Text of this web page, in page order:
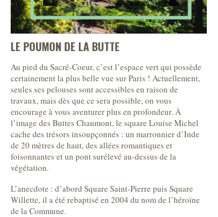
LE POUMON DE LA BUTTE
Au pied du Sacré-Coeur, c’est l’espace vert qui possède
certainement la plus belle vue sur Paris ! Actuellement,
seules ses pelouses sont accessibles en raison de
travaux, mais dès que ce sera possible, on vous
encourage à vous aventurer plus en profondeur. À
l’image des Buttes Chaumont, le square Louise Michel
cache des trésors insoupçonnés : un marronnier d’Inde
de 20 mètres de haut, des allées romantiques et
foisonnantes et un pont surélevé au-dessus de la
végétation.
L’anecdote : d’abord Square Saint-Pierre puis Square
Willette, il a été rebaptisé en 2004 du nom de l’héroïne
de la Commune.